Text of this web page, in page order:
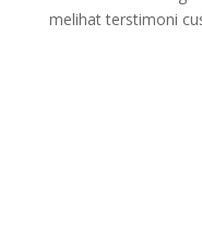
melihat terstimoni